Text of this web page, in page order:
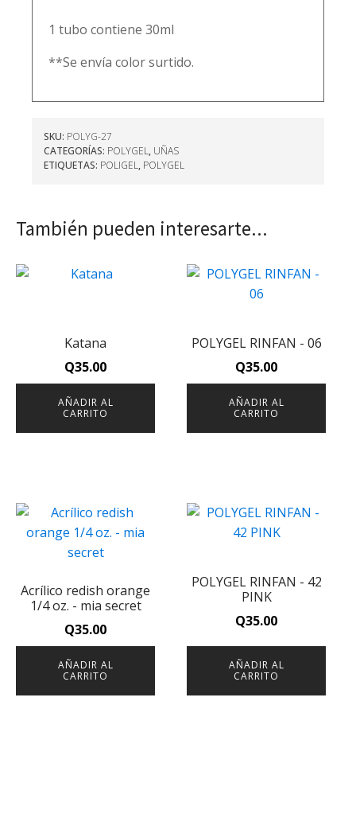
1 tubo contiene 30ml
**Se envía color surtido.
SKU: POLYG-27
CATEGORÍAS: POLYGEL, UÑAS
ETIQUETAS: POLIGEL, POLYGEL
También pueden interesarte...
Katana
Q35.00
AÑADIR AL
CARRITO
POLYGEL RINFAN - 06
Q35.00
AÑADIR AL
CARRITO
Acrílico redish orange
1/4 oz. - mia secret
Q35.00
AÑADIR AL
CARRITO
POLYGEL RINFAN - 42
PINK
Q35.00
AÑADIR AL
CARRITO